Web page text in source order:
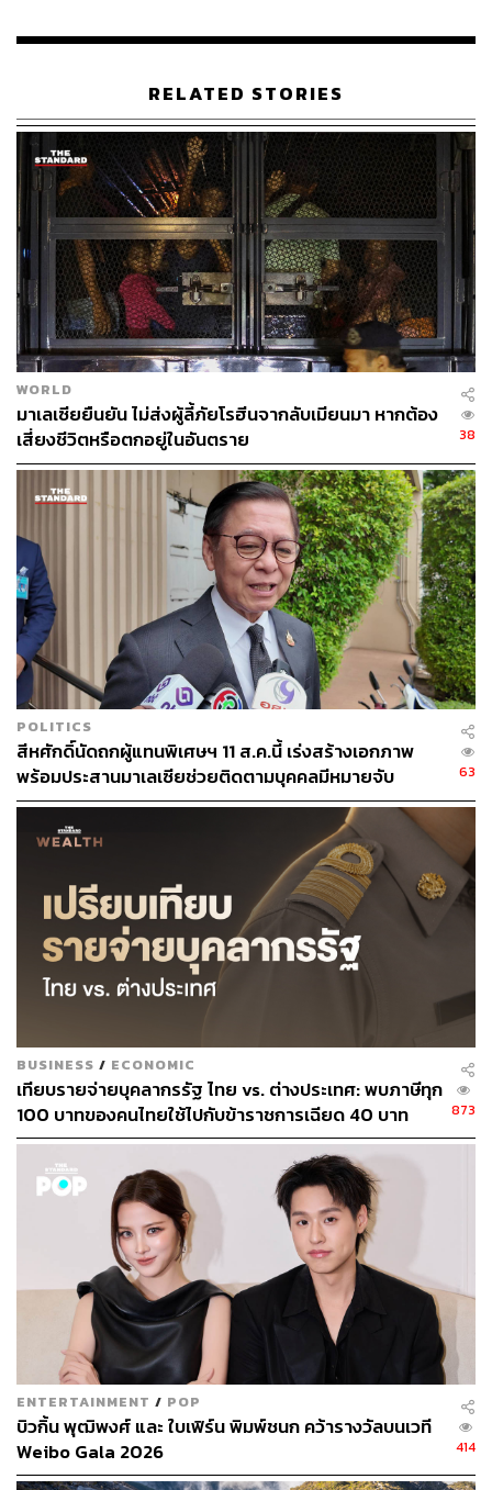
ABOUT THE AUTHOR
บรรณาธิการข่าวในประเทศ กอง
บรรณาธิการข่าว THE STANDARD
RELATED STORIES
WORLD
มาเลเซียยืนยัน ไม่ส่งผู้ลี้ภัยโรฮีนจากลับเมียนมา หากต้อง
เสี่ยงชีวิตหรือตกอยู่ในอันตราย
38
POLITICS
สีหศักดิ์นัดถกผู้แทนพิเศษฯ 11 ส.ค.นี้ เร่งสร้างเอกภาพ
พร้อมประสานมาเลเซียช่วยติดตามบุคคลมีหมายจับ
63
BUSINESS / ECONOMIC
เทียบรายจ่ายบุคลากรรัฐ ไทย vs. ต่างประเทศ: พบภาษีทุก
100 บาทของคนไทยใช้ไปกับข้าราชการเฉียด 40 บาท
873
ENTERTAINMENT / POP
บิวกิ้น พุฒิพงศ์ และ ใบเฟิร์น พิมพ์ชนก คว้ารางวัลบนเวที
Weibo Gala 2026
414